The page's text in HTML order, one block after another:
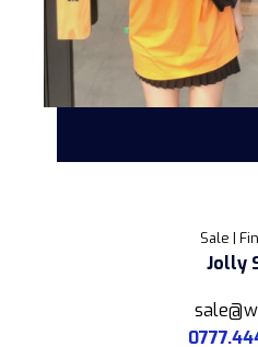
Sale |
Jolly